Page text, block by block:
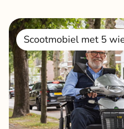
Scootmobiel met 5